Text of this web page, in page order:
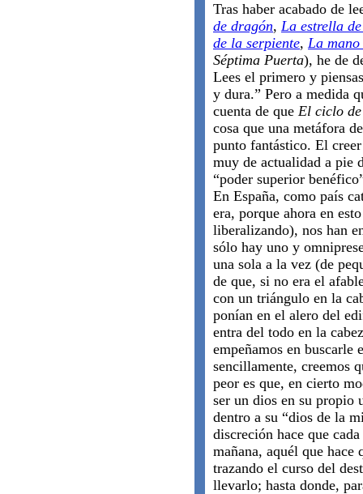
Tras haber acabado de
de dragón, La estrella
de la serpiente, La
Séptima Puerta), he de
Lees el primero y
y dura.” Pero a medida
cuenta de que El ciclo
cosa que una metáfora
punto fantástico. El
muy de actualidad a pie
“poder superior
En España, como país
era, porque ahora en
liberalizando), nos han
sólo hay uno y
una sola a la vez (de
de que, si no era el
con un triángulo en la
ponían en el alero del
entra del todo en la
empeñamos en buscarle
sencillamente, creemos
peor es que, en cierto
ser un dios en su propio
dentro a su “dios de la
discreción hace que
mañana, aquél que
trazando el curso del
llevarlo; hasta donde,